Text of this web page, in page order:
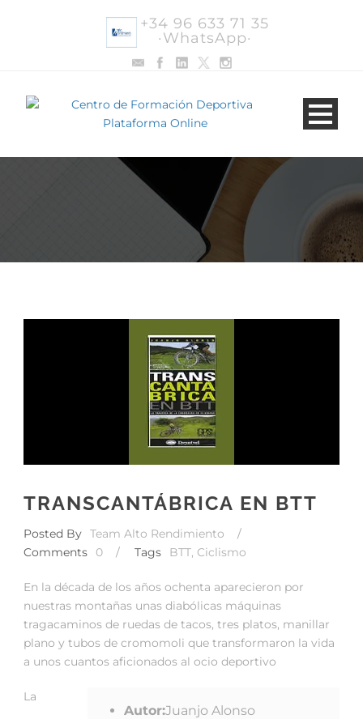
+34 96 633 71 35
·WhatsApp·
TRANSCANTÁBRICA EN BTT
Posted By Team Alto Rendimiento
/
Comments
0 / Tags BTT, Ciclismo
En la década de los años ochenta aparecieron por
nuestras montañas unas diabólicas máquinas
tragacaminos de ruedas de tacos, tres platos, manillar
plano y tubos de cromomoli que transformaron la vida
a unos cuantos aficionados al ocio deportivo
Autor:Juanjo Alonso
La